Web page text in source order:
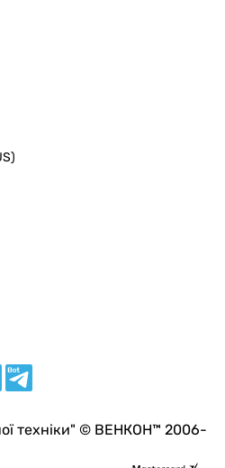
техніки" © ВЕНКОН™ 2006-